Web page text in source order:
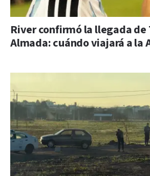
River confirmó la llegada de
Almada: cuándo viajará a la